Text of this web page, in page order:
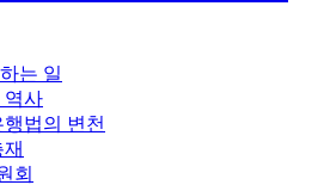
는 일
역사
법의 변천
회